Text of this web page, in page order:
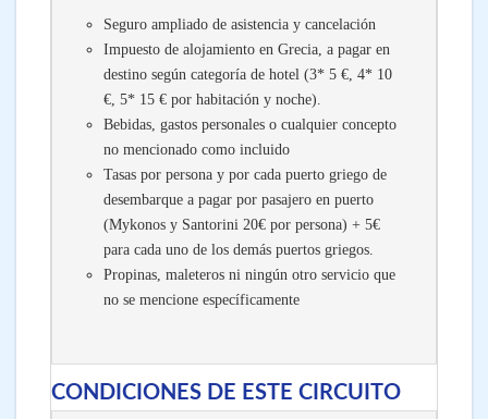
Seguro ampliado de asistencia y cancelación
Impuesto de alojamiento en Grecia, a pagar en
destino según categoría de hotel (3* 5 €, 4* 10
€, 5* 15 € por habitación y noche).
Bebidas, gastos personales o cualquier concepto
no mencionado como incluido
Tasas por persona y por cada puerto griego de
desembarque a pagar por pasajero en puerto
(Mykonos y Santorini 20€ por persona) + 5€
para cada uno de los demás puertos griegos.
Propinas, maleteros ni ningún otro servicio que
no se mencione específicamente
CONDICIONES DE ESTE CIRCUITO